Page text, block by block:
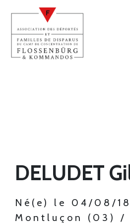
DELUDET
Né(e) le 04/08/
Montluçon (03) /